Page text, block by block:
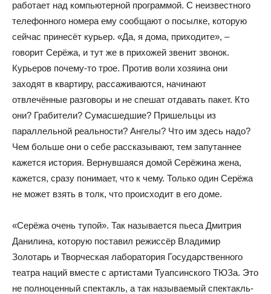
работает над компьютерной программой. С неизвестного
телефонного номера ему сообщают о посылке, которую
сейчас принесёт курьер. «Да, я дома, приходите», –
говорит Серёжа, и тут же в прихожей звенит звонок.
Курьеров почему-то трое. Против воли хозяина они
заходят в квартиру, рассаживаются, начинают
отвлечённые разговоры и не спешат отдавать пакет. Кто
они? Грабители? Сумасшедшие? Пришельцы из
параллельной реальности? Ангелы? Что им здесь надо?
Чем больше они о себе рассказывают, тем запутаннее
кажется история. Вернувшаяся домой Серёжина жена,
кажется, сразу понимает, что к чему. Только один Серёжа
не может взять в толк, что происходит в его доме.
«Серёжа очень тупой». Так называется пьеса Дмитрия
Данилина, которую поставил режиссёр Владимир
Золотарь и Творческая лаборатория Государственного
театра наций вместе с артистами Туапсинского ТЮЗа. Это
не полноценный спектакль, а так называемый спектакль-